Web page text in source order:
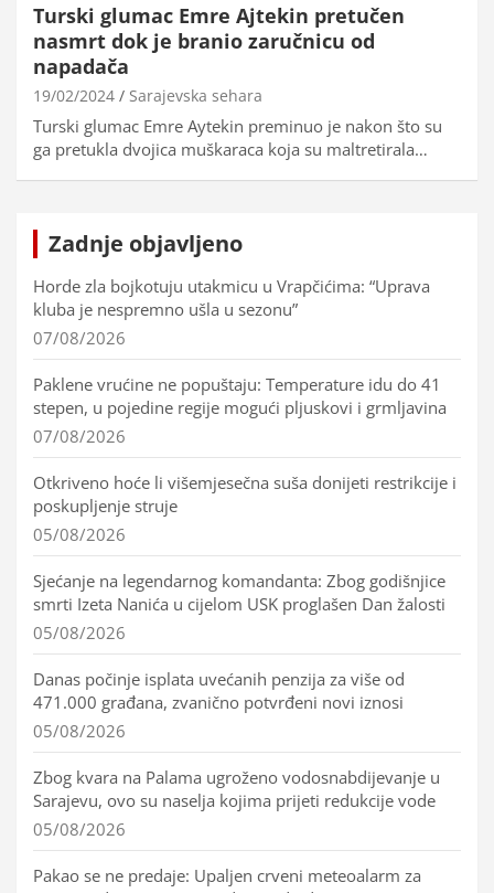
Turski glumac Emre Ajtekin pretučen
nasmrt dok je branio zaručnicu od
napadača
19/02/2024 Sarajevska sehara
Turski glumac Emre Aytekin preminuo je nakon što su
ga pretukla dvojica muškaraca koja su maltretirala…
Zadnje objavljeno
Horde zla bojkotuju utakmicu u Vrapčićima: “Uprava
kluba je nespremno ušla u sezonu”
07/08/2026
Paklene vrućine ne popuštaju: Temperature idu do 41
stepen, u pojedine regije mogući pljuskovi i grmljavina
07/08/2026
Otkriveno hoće li višemjesečna suša donijeti restrikcije i
poskupljenje struje
05/08/2026
Sjećanje na legendarnog komandanta: Zbog godišnjice
smrti Izeta Nanića u cijelom USK proglašen Dan žalosti
05/08/2026
Danas počinje isplata uvećanih penzija za više od
471.000 građana, zvanično potvrđeni novi iznosi
05/08/2026
Zbog kvara na Palama ugroženo vodosnabdijevanje u
Sarajevu, ovo su naselja kojima prijeti redukcije vode
05/08/2026
Pakao se ne predaje: Upaljen crveni meteoalarm za